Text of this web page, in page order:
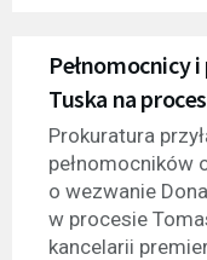
Pełnomocnicy
Tuska na
Prokuratura
pełnomocników
o wezwanie
w procesie
kancelarii